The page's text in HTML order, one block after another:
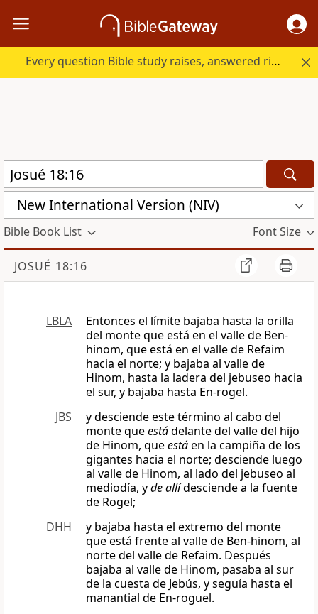
Every question Bible study raises, answered right here.
New International Version (NIV)
Bible Book List Font Size
JOSUÉ 18:16
LBLA
Entonces el límite bajaba hasta la orilla
del monte que está en el valle de Ben-
hinom, que está en el valle de Refaim
hacia el norte; y bajaba al valle de
Hinom, hasta la ladera del jebuseo hacia
el sur, y bajaba hasta En-rogel.
JBS
y desciende este término al cabo del
monte queestádelante del valle del hijo
de Hinom, queestáen la campiña de los
gigantes hacia el norte; desciende luego
al valle de Hinom, al lado del jebuseo al
mediodía, yde allídesciende a la fuente
de Rogel;
DHH
y bajaba hasta el extremo del monte
que está frente al valle de Ben-hinom, al
norte del valle de Refaim. Después
bajaba al valle de Hinom, pasaba al sur
de la cuesta de Jebús, y seguía hasta el
manantial de En-roguel.